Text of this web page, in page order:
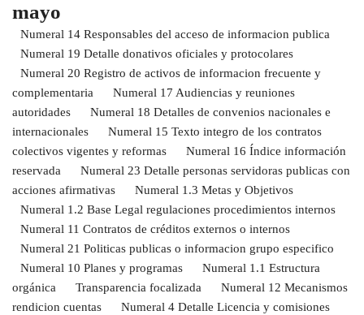
mayo
Numeral 14 Responsables del acceso de informacion publica
Numeral 19 Detalle donativos oficiales y protocolares
Numeral 20 Registro de activos de informacion frecuente y
complementaria
Numeral 17 Audiencias y reuniones
autoridades
Numeral 18 Detalles de convenios nacionales e
internacionales
Numeral 15 Texto integro de los contratos
colectivos vigentes y reformas
Numeral 16 Índice información
reservada
Numeral 23 Detalle personas servidoras publicas con
acciones afirmativas
Numeral 1.3 Metas y Objetivos
Numeral 1.2 Base Legal regulaciones procedimientos internos
Numeral 11 Contratos de créditos externos o internos
Numeral 21 Politicas publicas o informacion grupo especifico
Numeral 10 Planes y programas
Numeral 1.1 Estructura
orgánica
Transparencia focalizada
Numeral 12 Mecanismos
rendicion cuentas
Numeral 4 Detalle Licencia y comisiones